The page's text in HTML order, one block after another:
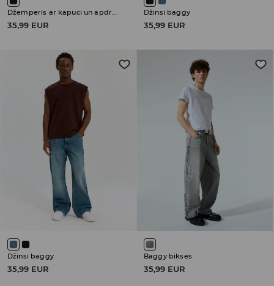
Džemperis ar kapuci un apdruku
35,99 EUR
Džinsi baggy
35,99 EUR
Džinsi baggy
35,99 EUR
Baggy bikses
35,99 EUR